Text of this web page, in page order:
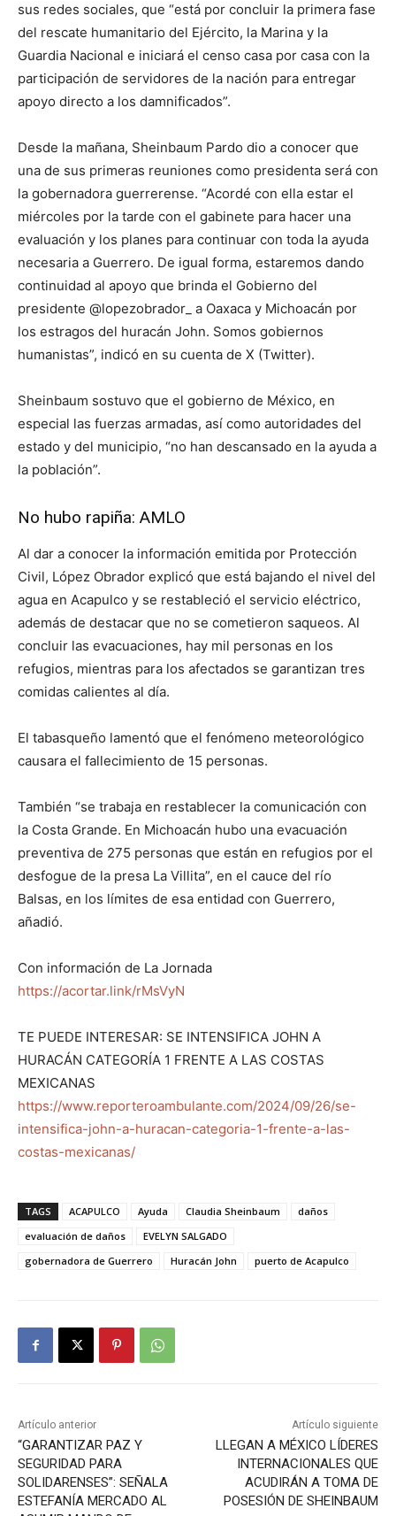
sus redes sociales, que “está por concluir la primera fase
del rescate humanitario del Ejército, la Marina y la
Guardia Nacional e iniciará el censo casa por casa con la
participación de servidores de la nación para entregar
apoyo directo a los damnificados”.
Desde la mañana, Sheinbaum Pardo dio a conocer que
una de sus primeras reuniones como presidenta será con
la gobernadora guerrerense. “Acordé con ella estar el
miércoles por la tarde con el gabinete para hacer una
evaluación y los planes para continuar con toda la ayuda
necesaria a Guerrero. De igual forma, estaremos dando
continuidad al apoyo que brinda el Gobierno del
presidente @lopezobrador_ a Oaxaca y Michoacán por
los estragos del huracán John. Somos gobiernos
humanistas”, indicó en su cuenta de X (Twitter).
Sheinbaum sostuvo que el gobierno de México, en
especial las fuerzas armadas, así como autoridades del
estado y del municipio, “no han descansado en la ayuda a
la población”.
No hubo rapiña: AMLO
Al dar a conocer la información emitida por Protección
Civil, López Obrador explicó que está bajando el nivel del
agua en Acapulco y se restableció el servicio eléctrico,
además de destacar que no se cometieron saqueos. Al
concluir las evacuaciones, hay mil personas en los
refugios, mientras para los afectados se garantizan tres
comidas calientes al día.
El tabasqueño lamentó que el fenómeno meteorológico
causara el fallecimiento de 15 personas.
También “se trabaja en restablecer la comunicación con
la Costa Grande. En Michoacán hubo una evacuación
preventiva de 275 personas que están en refugios por el
desfogue de la presa La Villita”, en el cauce del río
Balsas, en los límites de esa entidad con Guerrero,
añadió.
Con información de La Jornada
https://acortar.link/rMsVyN
TE PUEDE INTERESAR: SE INTENSIFICA JOHN A
HURACÁN CATEGORÍA 1 FRENTE A LAS COSTAS
MEXICANAS
https://www.reporteroambulante.com/2024/09/26/se-
intensifica-john-a-huracan-categoria-1-frente-a-las-
costas-mexicanas/
TAGS ACAPULCO Ayuda Claudia Sheinbaum
daños
evaluación de daños
EVELYN SALGADO
gobernadora de Guerrero
Huracán John puerto de Acapulco
Artículo anterior
“GARANTIZAR PAZ Y
SEGURIDAD PARA
SOLIDARENSES”: SEÑALA
ESTEFANÍA MERCADO AL
Artículo siguiente
LLEGAN A MÉXICO LÍDERES
INTERNACIONALES QUE
ACUDIRÁN A TOMA DE
POSESIÓN DE SHEINBAUM